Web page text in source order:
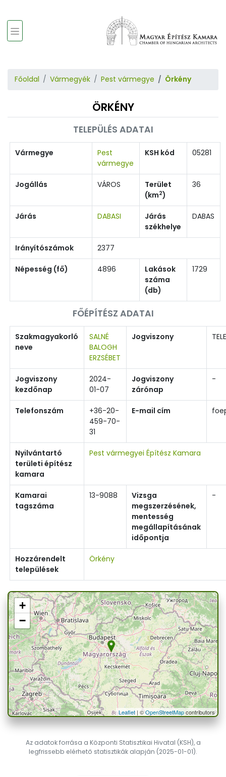
Főoldal Vármegyék Pest vármegye Örkény
ÖRKÉNY
TELEPÜLÉS ADATAI
Vármegye
Pest
vármegye
KSH kód 05281
Jogállás VÁROS
Terület
(km2)
36
Járás DABASI
Járás
székhelye
DABAS
Irányítószámok 2377
Népesség (fő) 4896
Lakások
száma
(db)
1729
FŐÉPÍTÉSZ ADATAI
Szakmagyakorló
neve
SALNÉ
BALOGH
ERZSÉBET
Jogviszony
Jogviszony
kezdőnap
2024-
01-07
Jogviszony
zárónap
-
Telefonszám
+36-20-
459-70-
31
E-mail cím
Nyilvántartó
területi építész
kamara
Pest vármegyei Építész Kamara
Kamarai
tagszáma
13-9088
Vizsga
megszerzésének,
mentesség
megállapításának
időpontja
-
Hozzárendelt
települések
Örkény
+
−
Leaflet| ©OpenStreetMapcontributors
Az adatok forrása a Központi Statisztikai Hivatal (KSH), a
legfrissebb elérhető statisztikák alapján (2025-01-01).